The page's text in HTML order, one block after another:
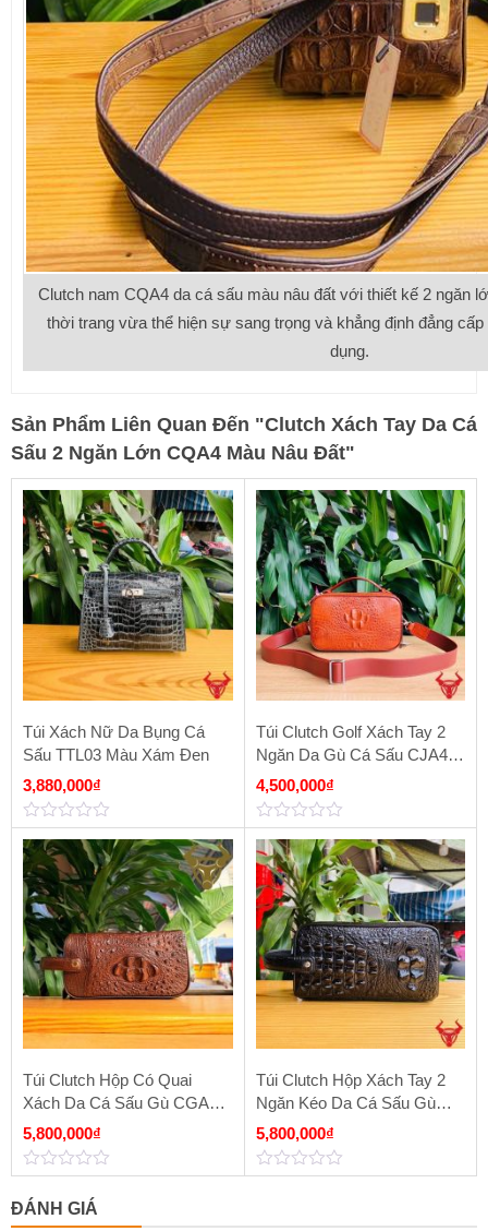
Clutch nam CQA4 da cá sấu màu nâu đất với thiết kế 2 ngăn
thời trang vừa thể hiện sự sang trọng và khẳng định đẳng
dụng.
Sản Phẩm Liên Quan Đến "Clutch Xách Tay Da Cá
Sấu 2 Ngăn Lớn CQA4 Màu Nâu Đất"
Túi Xách Nữ Da Bụng Cá
Sấu TTL03 Màu Xám Đen
3,880,000₫
0
out
of
5
Túi Clutch Golf Xách Tay 2
Ngăn Da Gù Cá Sấu CJA4
Màu Nâu Đỏ
4,500,000₫
0
out
of
5
Túi Clutch Hộp Có Quai
Xách Da Cá Sấu Gù CGA4
Màu Nâu Đất
5,800,000₫
0
out
of
Túi Clutch Hộp Xách Tay 2
Ngăn Kéo Da Cá Sấu Gù
Lưng CGA4 Màu Đen
5,800,000₫
0
ĐÁNH GIÁ